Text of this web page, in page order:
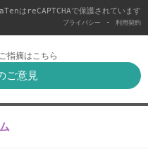
はreCAPTCHAで保護されています
プライバシー - 利用契約
指摘はこちら
ご意見